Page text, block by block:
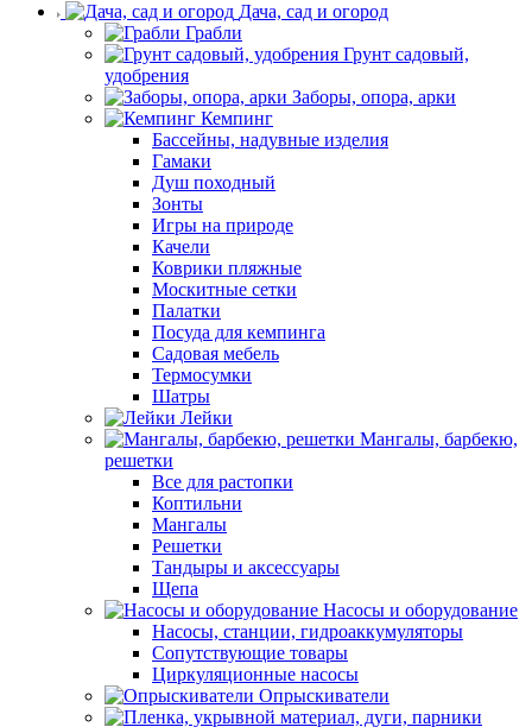
Дача, сад и огород
Грабли
Грунт садовый,
удобрения
Заборы, опора, арки
Кемпинг
Бассейны, надувные изделия
Гамаки
Душ походный
Зонты
Игры на природе
Качели
Коврики пляжные
Москитные сетки
Палатки
Посуда для кемпинга
Садовая мебель
Термосумки
Шатры
Лейки
Мангалы, барбекю,
решетки
Все для растопки
Коптильни
Мангалы
Решетки
Тандыры и аксессуары
Щепа
Насосы и оборудование
Насосы, станции, гидроаккумуляторы
Сопутствующие товары
Циркуляционные насосы
Опрыскиватели